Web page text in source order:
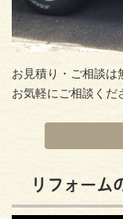
お見積り・ご相談は
お気軽にご相談くだ
リフォーム